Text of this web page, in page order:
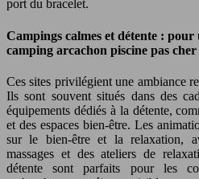
port du bracelet.
Campings calmes et détente :
camping arcachon piscine pas cher
Ces sites privilégient une ambiance
Ils sont souvent situés dans des
équipements dédiés à la détente,
et des espaces bien-être. Les
sur le bien-être et la relaxation,
massages et des ateliers de
détente sont parfaits pour les